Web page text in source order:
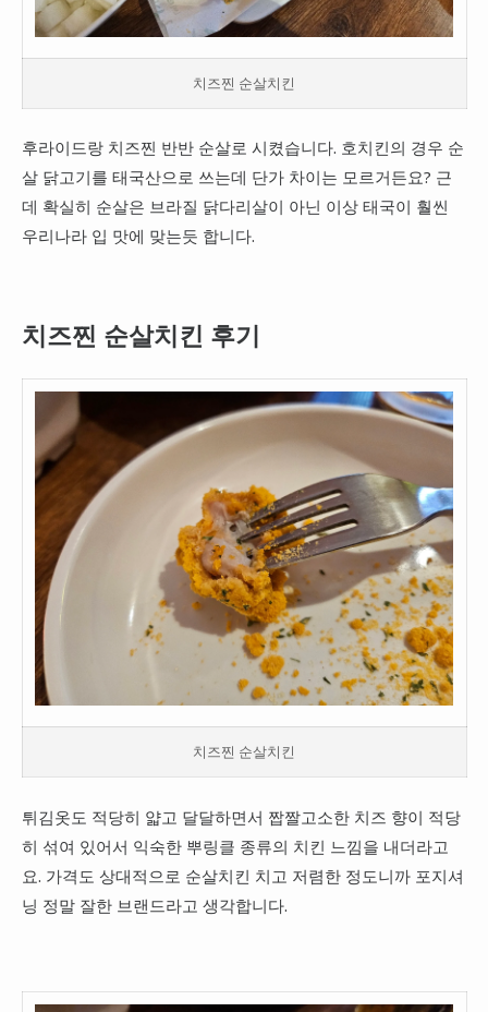
치즈찐 순살치킨
후라이드랑 치즈찐 반반 순살로 시켰습니다. 호치킨의 경우 순
살 닭고기를 태국산으로 쓰는데 단가 차이는 모르거든요? 근
데 확실히 순살은 브라질 닭다리살이 아닌 이상 태국이 훨씬
우리나라 입 맛에 맞는듯 합니다.
치즈찐 순살치킨 후기
치즈찐 순살치킨
튀김옷도 적당히 얇고 달달하면서 짭짤고소한 치즈 향이 적당
히 섞여 있어서 익숙한 뿌링클 종류의 치킨 느낌을 내더라고
요. 가격도 상대적으로 순살치킨 치고 저렴한 정도니까 포지셔
닝 정말 잘한 브랜드라고 생각합니다.